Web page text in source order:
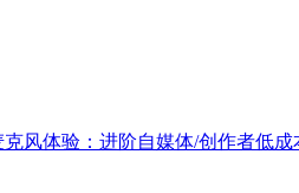
克风体验：进阶自媒体/创作者低